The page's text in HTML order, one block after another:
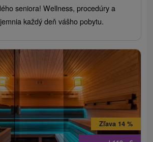
seniora! Wellness, procedúry a
každý deň vášho pobytu.
Zľava 14 %